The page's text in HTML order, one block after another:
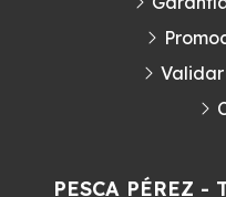
PESCA PÉREZ -